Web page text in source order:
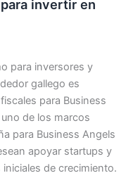
invertir en
para inversores y
gallego es
para Business
de los marcos
para Business Angels
apoyar startups y
de crecimiento.